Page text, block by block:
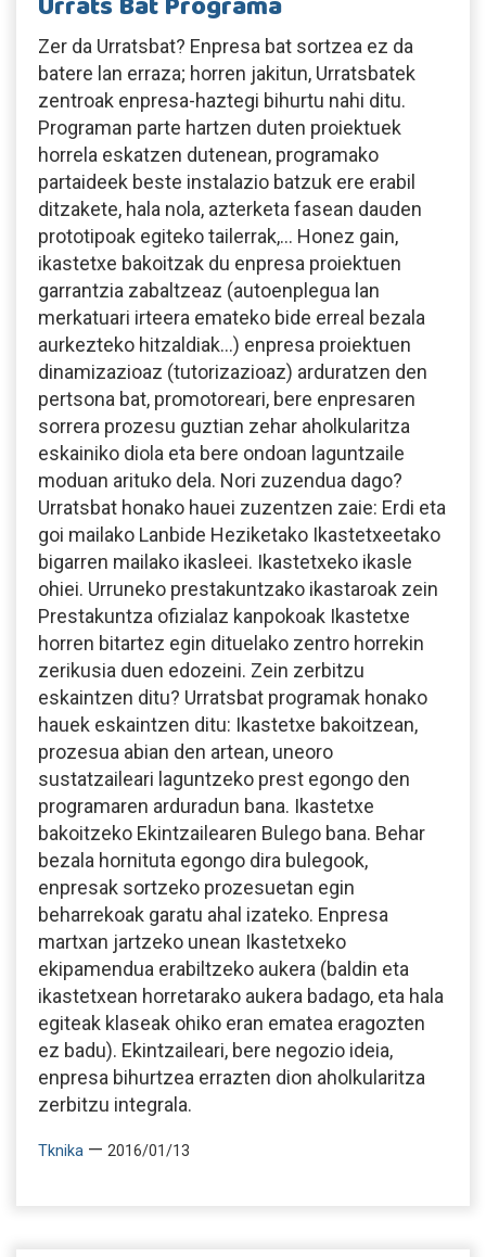
Zer da Urratsbat? Enpresa bat sortzea ez da
batere lan erraza; horren jakitun, Urratsbatek
zentroak enpresa-haztegi bihurtu nahi ditu.
Programan parte hartzen duten proiektuek
horrela eskatzen dutenean, programako
partaideek beste instalazio batzuk ere erabil
ditzakete, hala nola, azterketa fasean dauden
prototipoak egiteko tailerrak,… Honez gain,
ikastetxe bakoitzak du enpresa proiektuen
garrantzia zabaltzeaz (autoenplegua lan
merkatuari irteera emateko bide erreal bezala
aurkezteko hitzaldiak…) enpresa proiektuen
dinamizazioaz (tutorizazioaz) arduratzen den
pertsona bat, promotoreari, bere enpresaren
sorrera prozesu guztian zehar aholkularitza
eskainiko diola eta bere ondoan laguntzaile
moduan arituko dela. Nori zuzendua dago?
Urratsbat honako hauei zuzentzen zaie: Erdi eta
goi mailako Lanbide Heziketako Ikastetxeetako
bigarren mailako ikasleei. Ikastetxeko ikasle
ohiei. Urruneko prestakuntzako ikastaroak zein
Prestakuntza ofizialaz kanpokoak Ikastetxe
horren bitartez egin dituelako zentro horrekin
zerikusia duen edozeini. Zein zerbitzu
eskaintzen ditu? Urratsbat programak honako
hauek eskaintzen ditu: Ikastetxe bakoitzean,
prozesua abian den artean, uneoro
sustatzaileari laguntzeko prest egongo den
programaren arduradun bana. Ikastetxe
bakoitzeko Ekintzailearen Bulego bana. Behar
bezala hornituta egongo dira bulegook,
enpresak sortzeko prozesuetan egin
beharrekoak garatu ahal izateko. Enpresa
martxan jartzeko unean Ikastetxeko
ekipamendua erabiltzeko aukera (baldin eta
ikastetxean horretarako aukera badago, eta hala
egiteak klaseak ohiko eran ematea eragozten
ez badu). Ekintzaileari, bere negozio ideia,
enpresa bihurtzea errazten dion aholkularitza
zerbitzu integrala.
Tknika — 2016/01/13